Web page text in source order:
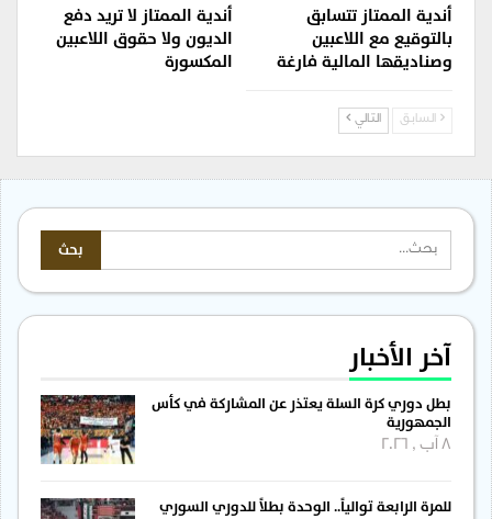
أندية الممتاز تتسابق
بالتوقيع مع اللاعبين
وصناديقها المالية فارغة
أندية الممتاز لا تريد دفع
الديون ولا حقوق اللاعبين
المكسورة
السابق التالي
آخر الأخبار
بطل دوري كرة السلة يعتذر عن المشاركة في كأس
الجمهورية
للمرة الرابعة توالياً.. الوحدة بطلاً للدوري السوري